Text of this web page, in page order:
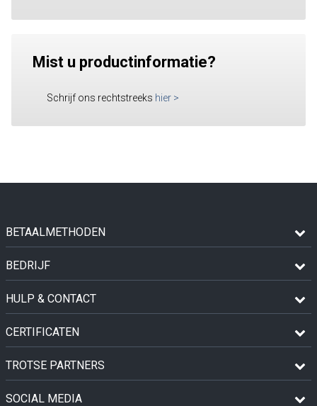
Mist u productinformatie?
Schrijf ons rechtstreeks hier >
BETAALMETHODEN
BEDRIJF
HULP & CONTACT
CERTIFICATEN
TROTSE PARTNERS
SOCIAL MEDIA